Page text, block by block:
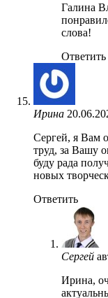
Галина
слова!
Ответить
Ирина
Сергей, я Вам
труд, за Вашу
буду рада
новых
Ответить
Сергей
Ирина,